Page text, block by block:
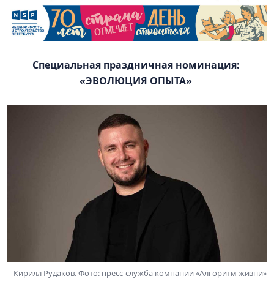
Специальная праздничная номинация:
«ЭВОЛЮЦИЯ ОПЫТА»
Кирилл Рудаков. Фото: пресс-служба компании «Алгоритм жизни»